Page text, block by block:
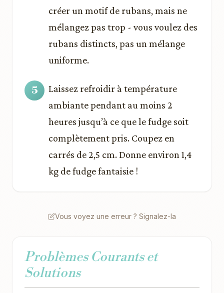
créer un motif de rubans, mais ne
mélangez pas trop - vous voulez des
rubans distincts, pas un mélange
uniforme.
Laissez refroidir à température
ambiante pendant au moins 2
heures jusqu’à ce que le fudge soit
complètement pris. Coupez en
carrés de 2,5 cm. Donne environ 1,4
kg de fudge fantaisie !
Vous voyez une erreur ? Signalez-la
Problèmes Courants et
Solutions